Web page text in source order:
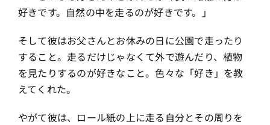
好きです。自然の中を走るのが好きです。」
そして彼はお父さんとお休みの日に公園で走ったり
すること。走るだけじゃなくて外で遊んだり、植物
を見たりするのが好きなこと。色々な「好き」を教
えてくれた。
やがて彼は、ロール紙の上に走る自分とその周りを